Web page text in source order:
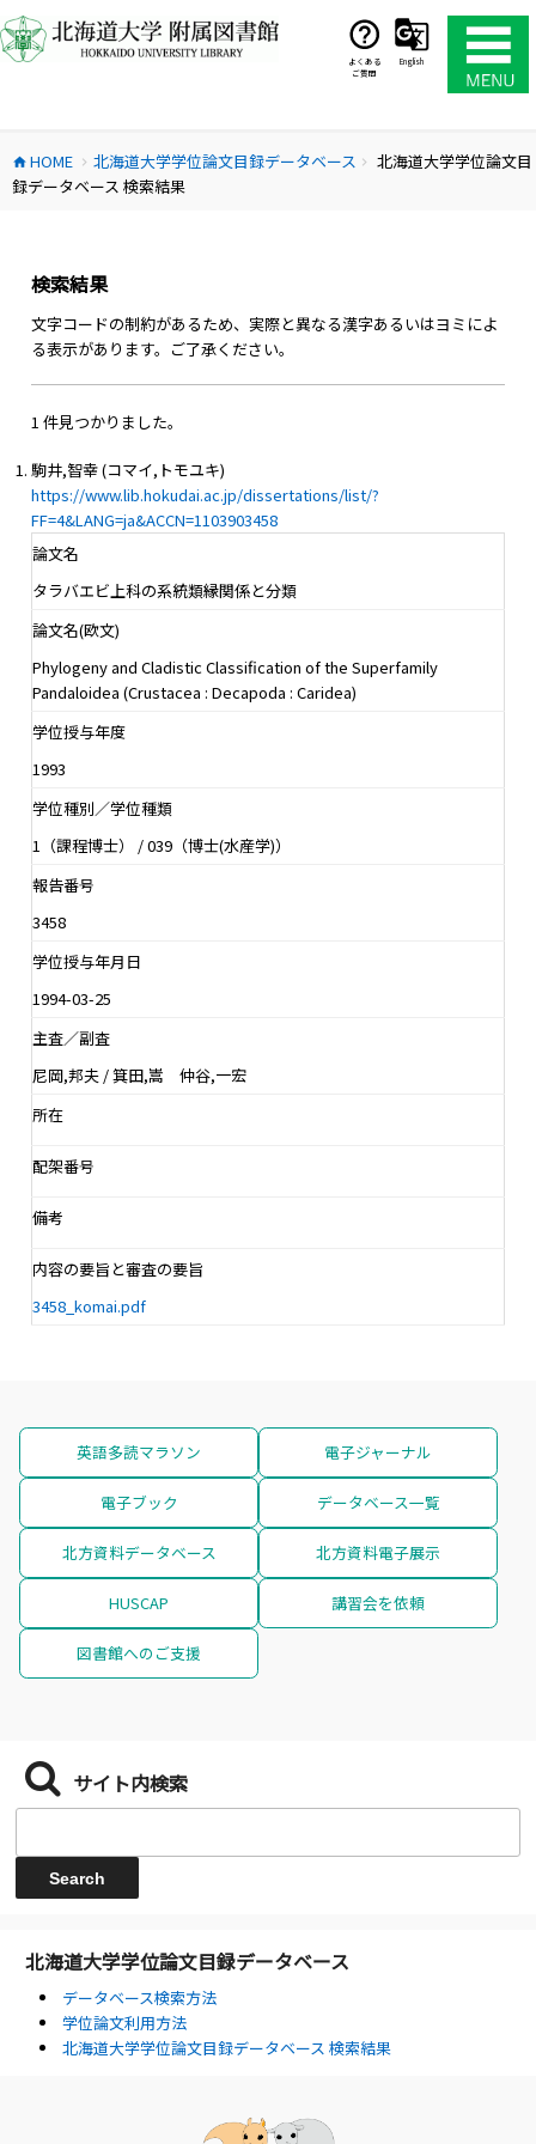
ン
テ
ス
キ
よくある
ご質問
English
home HOME chevron_right 北海道大学学位論文目録データベース chevron_right
北海道大学学位論文目
録データベース 検索結果
検索結果
文字コードの制約があるため、実際と異なる漢字あるいはヨミによ
る表示があります。ご了承ください。
1 件見つかりました。
駒井,智幸 (コマイ,トモユキ)
https://www.lib.hokudai.ac.jp/dissertations/list/?
FF=4&LANG=ja&ACCN=1103903458
論文名
タラバエビ上科の系統類縁関係と分類
論文名(欧文)
Phylogeny and Cladistic Classification of the Superfamily
Pandaloidea (Crustacea : Decapoda : Caridea)
学位授与年度
1993
学位種別／学位種類
1（課程博士） / 039（博士(水産学)）
報告番号
3458
学位授与年月日
1994-03-25
主査／副査
尼岡,邦夫 / 箕田,嵩 仲谷,一宏
所在
配架番号
備考
内容の要旨と審査の要旨
3458_komai.pdf
英語多読マラソン 電子ジャーナル
電子ブック データベース一覧
北方資料データベース 北方資料電子展示
HUSCAP 講習会を依頼
図書館へのご支援
サイト内検索
北海道大学学位論文目録データベース
データベース検索方法
学位論文利用方法
北海道大学学位論文目録データベース 検索結果